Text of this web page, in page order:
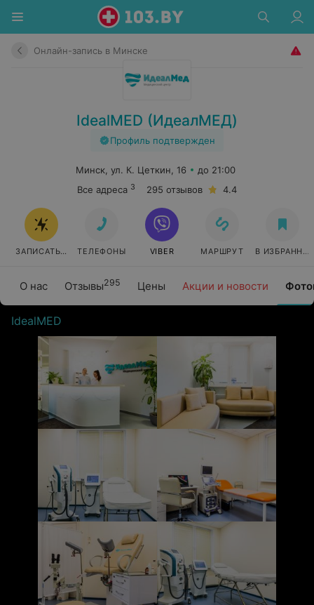
Онлайн-запись в Минске
IdealMED (ИдеалМЕД)
Профиль подтвержден
О нас Отзывы295 Цены Акции и новости
Минск, ул. К. Цеткин, 16
до 21:00
Все адреса 3 295 отзывов 4.4
ЗАПИСАТЬСЯ ОНЛАЙН
ТЕЛЕФОНЫ VIBER МАРШРУТ В ИЗБРАННОЕ
IdealMED